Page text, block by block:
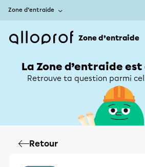
Zone d’entraide
Zone d’entraide
La Zone d’entraide
Retrouve ta question parmi
Retour